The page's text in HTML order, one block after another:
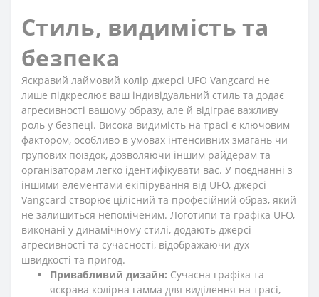
Стиль, видимість та
безпека
Яскравий лаймовий колір джерсі UFO Vangcard не
лише підкреслює ваш індивідуальний стиль та додає
агресивності вашому образу, але й відіграє важливу
роль у безпеці. Висока видимість на трасі є ключовим
фактором, особливо в умовах інтенсивних змагань чи
групових поїздок, дозволяючи іншим райдерам та
організаторам легко ідентифікувати вас. У поєднанні з
іншими елементами екіпірування від UFO, джерсі
Vangcard створює цілісний та професійний образ, який
не залишиться непоміченим. Логотипи та графіка UFO,
виконані у динамічному стилі, додають джерсі
агресивності та сучасності, відображаючи дух
швидкості та пригод.
Привабливий дизайн: Сучасна графіка та
яскрава колірна гамма для виділення на трасі,